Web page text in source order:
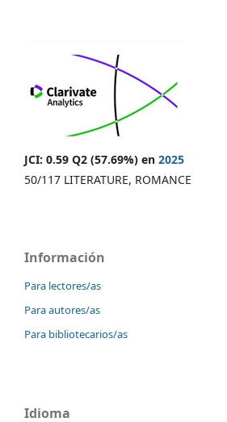
JCI: 0.59 Q2 (57.69%) en 2025
50/117 LITERATURE, ROMANCE
Información
Para lectores/as
Para autores/as
Para bibliotecarios/as
Idioma